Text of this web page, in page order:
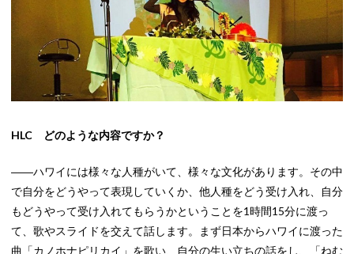
HLC どのような内容ですか？
――ハワイには様々な人種がいて、様々な文化があります。その中
で自分をどうやって表現していくか、他人種をどう受け入れ、自分
もどうやって受け入れてもらうかということを1時間15分に渡っ
て、歌やスライドを交えて話します。まず日本からハワイに渡った
曲「カノホナピリカイ」を歌い、自分の生い立ちの話をし、「ねむ